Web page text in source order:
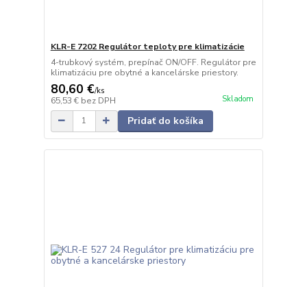
KLR-E 7202 Regulátor teploty pre klimatizácie
4-trubkový systém, prepínač ON/OFF. Regulátor pre
klimatizáciu pre obytné a kancelárske priestory.
80,60 €/ks
65,53 € bez DPH Skladom
Pridať do košíka